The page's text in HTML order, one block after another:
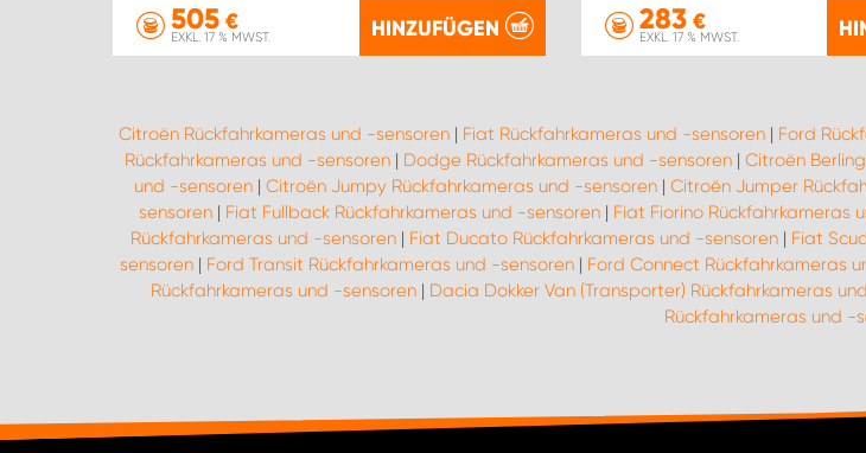
505 €
EXKL. 17 % MWST. HINZUFÜGEN 283€
EXKL. 17 % MWST.
Citroën Rückfahrkameras und -sensoren| Fiat Rückfahrkameras und -sensoren| Ford
Rückfahrkameras und -sensoren| Dodge Rückfahrkameras und -sensoren| Citroën
und -sensoren | Citroën Jumpy Rückfahrkameras und -sensoren | Citroën Jumper
sensoren | Fiat Fullback Rückfahrkameras und -sensoren | Fiat Fiorino Rückfahrkameras
Rückfahrkameras und -sensoren | Fiat Ducato Rückfahrkameras und -sensoren | Fiat
sensoren| Ford Transit Rückfahrkameras und -sensoren| Ford Connect Rückfahrkameras
Rückfahrkameras und -sensoren | Dacia Dokker Van (Transporter) Rückfahrkameras
Rückfahrkameras und -